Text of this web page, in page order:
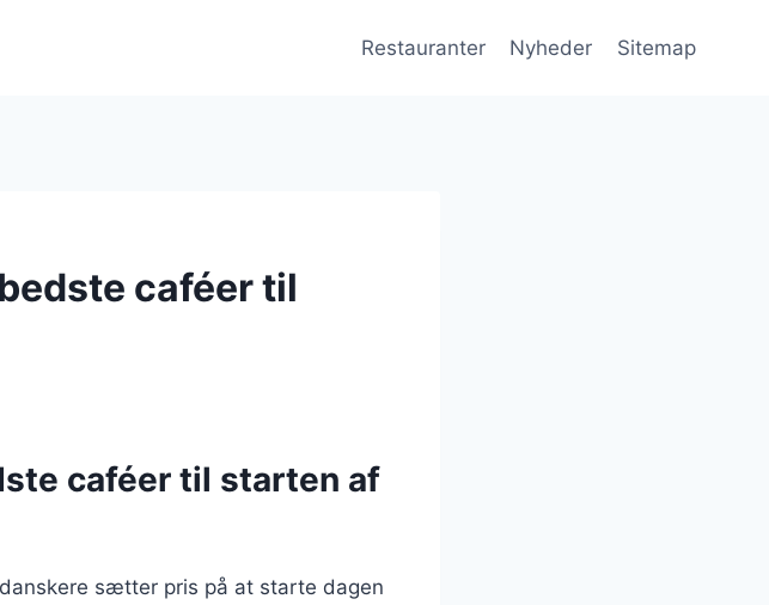
Restauranter Nyheder Sitemap
caféer til
caféer til starten af
sætter pris på at starte dagen